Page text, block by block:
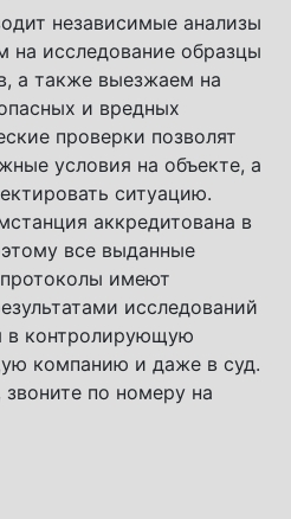
независимые анализы
исследование образцы
а также выезжаем на
и вредных
проверки позволят
условия на объекте, а
ситуацию.
аккредитована в
все выданные
имеют
исследований
в контролирующую
компанию и даже в суд.
звоните по номеру на